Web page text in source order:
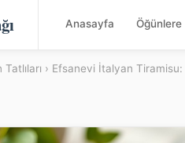
Anasayfa
› Efsanevi İtalyan